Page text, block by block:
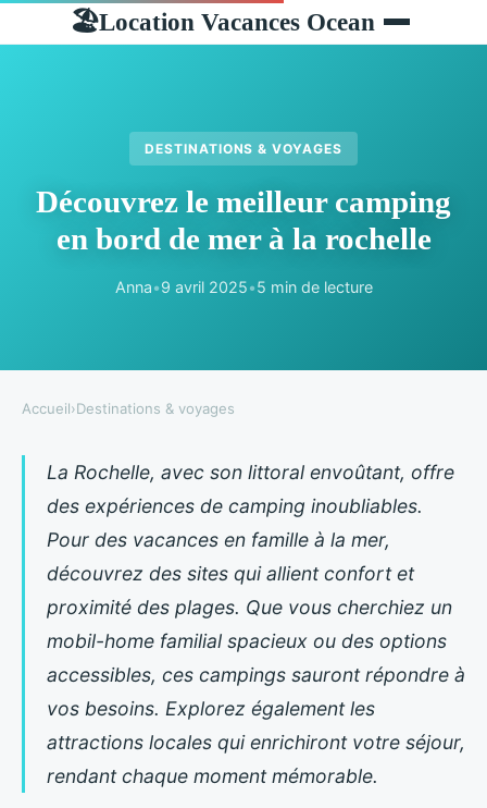
🏖Location Vacances Ocean
DESTINATIONS & VOYAGES
Découvrez le meilleur camping
en bord de mer à la rochelle
Anna•9 avril 2025•5 min de lecture
Accueil›Destinations & voyages
La Rochelle, avec son littoral envoûtant, offre
des expériences de camping inoubliables.
Pour des vacances en famille à la mer,
découvrez des sites qui allient confort et
proximité des plages. Que vous cherchiez un
mobil-home familial spacieux ou des options
accessibles, ces campings sauront répondre à
vos besoins. Explorez également les
attractions locales qui enrichiront votre séjour,
rendant chaque moment mémorable.